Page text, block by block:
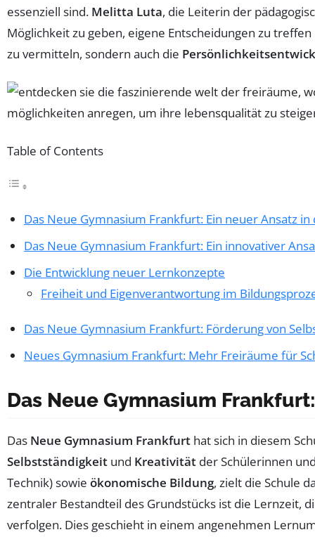
essenziell sind. Melitta Luta, die Leiterin der
Möglichkeit zu geben, eigene Entscheidungen zu
zu vermitteln, sondern auch die
Table of Contents
Das Neue Gymnasium Frankfurt: Ein neuer Ansatz in
Das Neue Gymnasium Frankfurt: Ein innovativer
Die Entwicklung neuer Lernkonzepte
Freiheit und Eigenverantwortung im
Das Neue Gymnasium Frankfurt: Förderung von
Neues Gymnasium Frankfurt: Mehr Freiräume für
Das Neue Gymnasium
Das Neue Gymnasium Frankfurt hat sich in diesem
Selbstständigkeit und Kreativität der Schülerinnen
Technik) sowie ökonomische Bildung, zielt die Schule
zentraler Bestandteil des Grundstücks ist die Lernzeit,
verfolgen. Dies geschieht in einem angenehmen